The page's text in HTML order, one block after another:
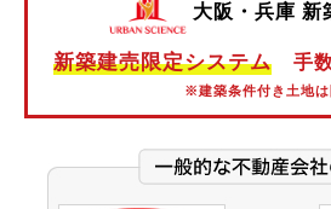
阪神本線
阪神なんば線
北大阪急行電鉄
大阪・兵庫 新
新築建売限定システム 手
※建築条件付き土地は